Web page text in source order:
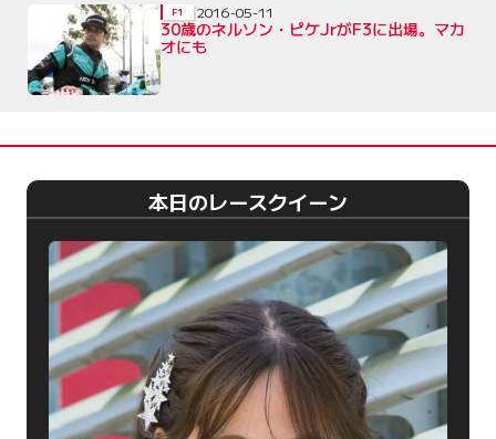
30歳のネルソン・ピケJrがF3に出場。マカ
オにも
F1 2016-05-11
本日のレースクイーン